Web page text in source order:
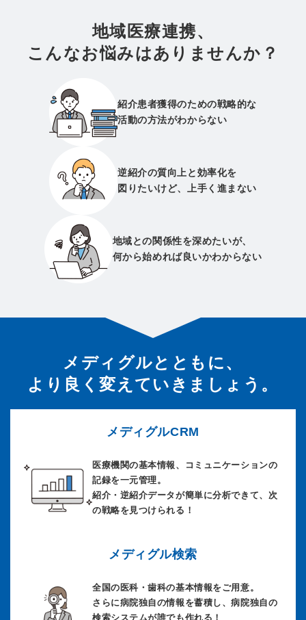
地域医療連携、
こんなお悩みはありませんか？
紹介患者獲得のための戦略的な
活動の方法がわからない
逆紹介の質向上と効率化を
図りたいけど、上手く進まない
地域との関係性を深めたいが、
何から始めれば良いかわからない
メディグルとともに、
より良く変えていきましょう。
メディグルCRM
医療機関の基本情報、コミュニケーションの
記録を一元管理。
紹介・逆紹介データが簡単に分析できて、次
の戦略を見つけられる！
メディグル検索
全国の医科・歯科の基本情報をご用意。
さらに病院独自の情報を蓄積し、病院独自の
検索システムが誰でも作れる！